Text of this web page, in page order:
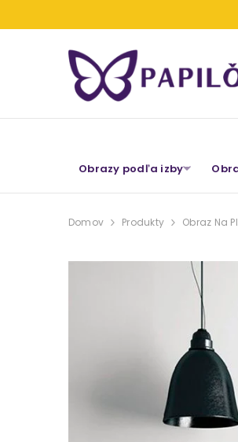
Obrazy podľa izby
Domov Produkty Obraz Na